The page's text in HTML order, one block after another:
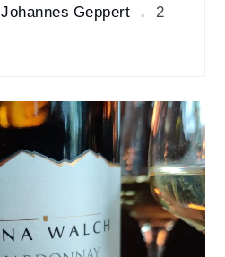
Johannes Geppert
2